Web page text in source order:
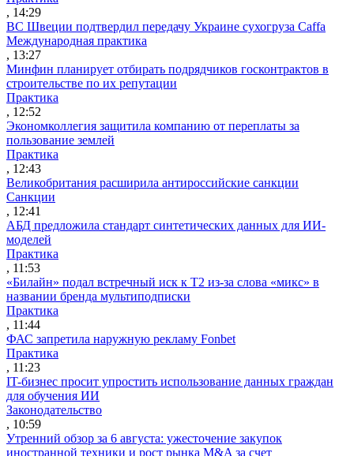
, 14:29
ВС Швеции подтвердил передачу Украине сухогруза Caffa
Международная практика
, 13:27
Минфин планирует отбирать подрядчиков госконтрактов в
строительстве по их репутации
Практика
, 12:52
Экономколлегия защитила компанию от переплаты за
пользование землей
Практика
, 12:43
Великобритания расширила антироссийские санкции
Санкции
, 12:41
АБД предложила стандарт синтетических данных для ИИ-
моделей
Практика
, 11:53
«Билайн» подал встречный иск к Т2 из-за слова «микс» в
названии бренда мультиподписки
Практика
, 11:44
ФАС запретила наружную рекламу Fonbet
Практика
, 11:23
IT-бизнес просит упростить использование данных граждан
для обучения ИИ
Законодательство
, 10:59
Утренний обзор за 6 августа: ужесточение закупок
иностранной техники и рост рынка M&A за счет